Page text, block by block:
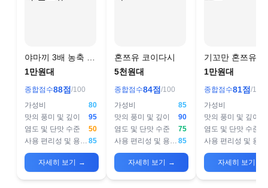
야마끼 3배 농축 멘
쯔유
1만원대
종합점수88점 /100
가성비
80
맛의 풍미 및 깊이
95
염도 및 단맛 수준
50
사용 편리성 및 용도 적합성 85
자세히 보기 →
혼쯔유 코이다시
5천원대
종합점수84점 /100
가성비
85
맛의 풍미 및 깊이
90
염도 및 단맛 수준
75
사용 편리성 및 용도 적합성 85
자세히 보기 →
기꼬만 혼쯔유
1만원대
종합점수81점 /100
가성비
맛의 풍미 및 깊이
염도 및 단맛 수준
자세히 보기